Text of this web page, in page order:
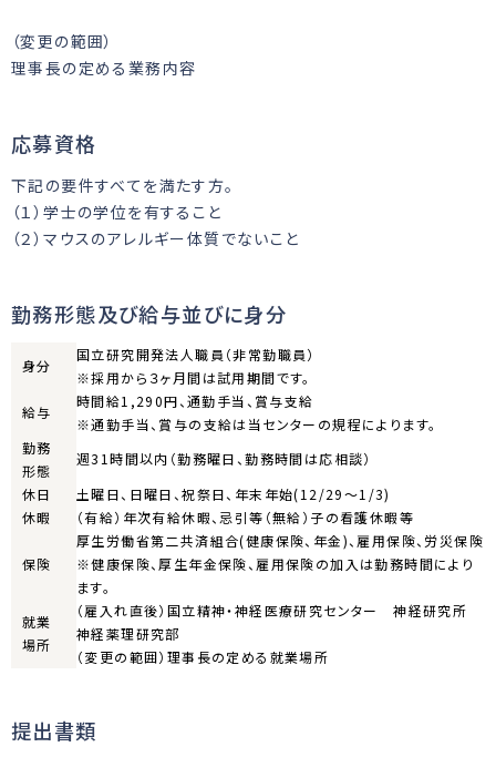
（変更の範囲）
理事長の定める業務内容
応募資格
下記の要件すべてを満たす方。
（１）学士の学位を有すること
（２）マウスのアレルギー体質でないこと
勤務形態及び給与並びに身分
身分
国立研究開発法人職員（非常勤職員）
※採用から３ヶ月間は試用期間です。
給与
時間給1,290円、通勤手当、賞与支給
※通勤手当、賞与の支給は当センターの規程によります。
勤務
形態
週31時間以内（勤務曜日、勤務時間は応相談）
休日
土曜日、日曜日、祝祭日、年末年始(12/29〜1/3)
休暇
（有給）年次有給休暇、忌引等（無給）子の看護休暇等
保険
厚生労働省第二共済組合(健康保険、年金)、雇用保険、労災保険
※健康保険、厚生年金保険、雇用保険の加入は勤務時間により
ます。
就業
場所
（雇入れ直後）国立精神・神経医療研究センター 神経研究所
神経薬理研究部
（変更の範囲）理事長の定める就業場所
提出書類